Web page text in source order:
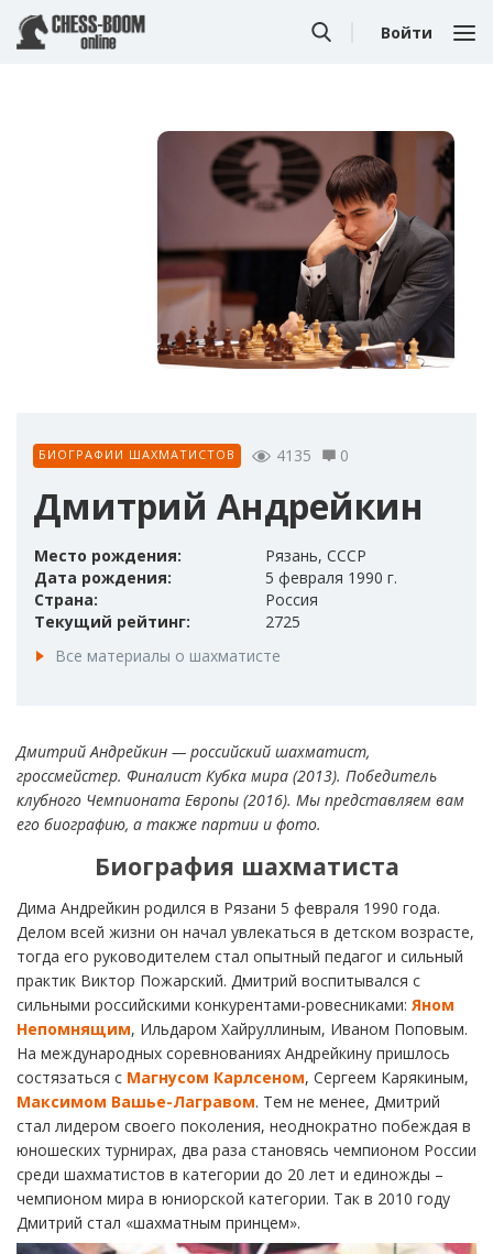
Войти
БИОГРАФИИ ШАХМАТИСТОВ 4135 0
Дмитрий Андрейкин
Место рождения:
Рязань, СССР
Дата рождения:
5 февраля 1990 г.
Страна:
Россия
Текущий рейтинг:
2725
Все материалы о шахматисте
Дмитрий Андрейкин — российский шахматист,
гроссмейстер. Финалист Кубка мира (2013). Победитель
клубного Чемпионата Европы (2016). Мы представляем вам
его биографию, а также партии и фото.
Биография шахматиста
Дима Андрейкин родился в Рязани 5 февраля 1990 года.
Делом всей жизни он начал увлекаться в детском возрасте,
тогда его руководителем стал опытный педагог и сильный
практик Виктор Пожарский. Дмитрий воспитывался с
сильными российскими конкурентами-ровесниками: Яном
Непомнящим, Ильдаром Хайруллиным, Иваном Поповым.
На международных соревнованиях Андрейкину пришлось
состязаться с Магнусом Карлсеном, Сергеем Карякиным,
Максимом Вашье-Лагравом. Тем не менее, Дмитрий
стал лидером своего поколения, неоднократно побеждая в
юношеских турнирах, два раза становясь чемпионом России
среди шахматистов в категории до 20 лет и единожды –
чемпионом мира в юниорской категории. Так в 2010 году
Дмитрий стал «шахматным принцем».